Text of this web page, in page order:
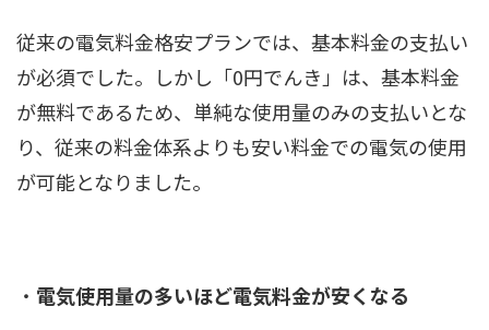
従来の電気料金格安プランでは、基本料金の支払い
が必須でした。しかし「0円でんき」は、基本料金
が無料であるため、単純な使用量のみの支払いとな
り、従来の料金体系よりも安い料金での電気の使用
が可能となりました。
・ 電気使用量の多いほど電気料金が安くなる